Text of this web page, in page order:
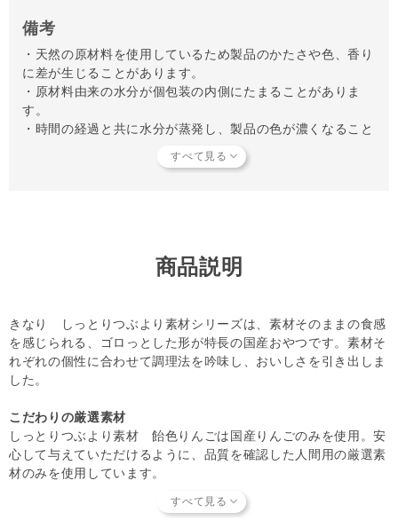
備考
・天然の原材料を使用しているため製品のかたさや色、香り
に差が生じることがあります。
・原材料由来の水分が個包装の内側にたまることがありま
す。
・時間の経過と共に水分が蒸発し、製品の色が濃くなること
・消化不良などパートナーの体調が変化した場合は、給与を
・高温多湿や直射日光を避け、常温で保管してください。
・開封後は冷蔵庫で保管し、早めに使い切ってください。
【知っておいていただきたいこと】
当店では独自の安全基準を設け、原材料そのものの品質やパ
ートナーへの安全性を確認できた商品だけを取り扱っていま
す。
をご覧ください。
【キャンセルについてご注意】
本商品はご注文タイミングやご注文内容によっては、購入履
歴からのご注文キャンセル、 修正を受け付けることができ
商品説明
きなり しっとりつぶより素材シリーズは、素材そのままの食感
を感じられる、ゴロっとした形が特長の国産おやつです。素材そ
れぞれの個性に合わせて調理法を吟味し、おいしさを引き出しま
した。
こだわりの厳選素材
しっとりつぶより素材 飴色りんごは国産りんごのみを使用。安
心して与えていただけるように、品質を確認した人間用の厳選素
材のみを使用しています。
素材のおいしさ、そのまま